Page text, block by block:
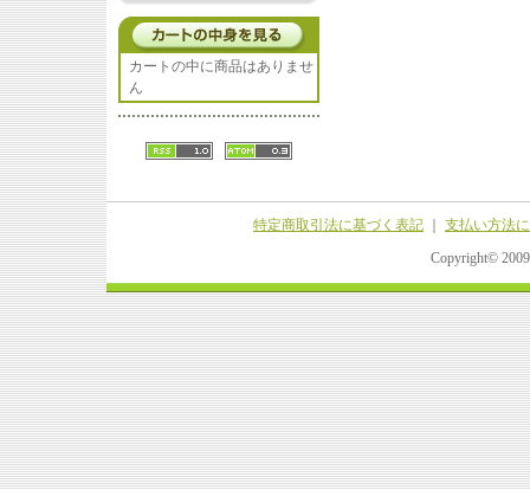
カートの中に商品はありませ
ん
特定商取引法に基づく表記
支払い方法
Copyright©